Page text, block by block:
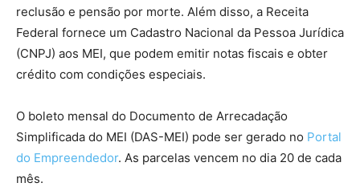
reclusão e pensão por morte. Além disso, a Receita
Federal fornece um Cadastro Nacional da Pessoa Jurídica
(CNPJ) aos MEI, que podem emitir notas fiscais e obter
crédito com condições especiais.
O boleto mensal do Documento de Arrecadação
Simplificada do MEI (DAS-MEI) pode ser gerado no Portal
do Empreendedor. As parcelas vencem no dia 20 de cada
mês.